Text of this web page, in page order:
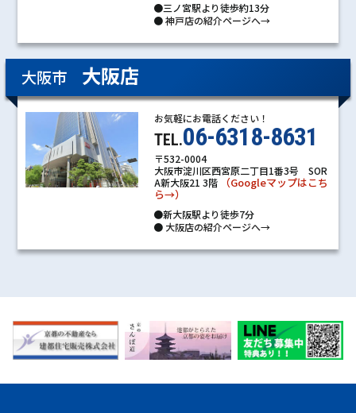
●三ノ宮駅より徒歩約13分
●神戸店の紹介ページへ→
大阪市 大阪店
お気軽にお電話ください！
TEL.06-6318-8631
〒532-0004
大阪市淀川区西宮原二丁目1番3号 SOR
A新大阪21 3階
（Googleマップはこち
ら→）
●新大阪駅より徒歩7分
●大阪店の紹介ページへ→